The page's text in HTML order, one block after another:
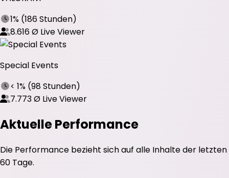
1% (186 Stunden)
8.616Ø Live Viewer
Special Events
< 1% (98 Stunden)
7.773Ø Live Viewer
Aktuelle Performance
Die Performance bezieht sich auf alle Inhalte der letzten
60 Tage.